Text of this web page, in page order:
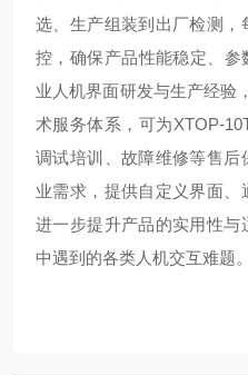
选、生产组装到出厂检测
控，确保产品性能稳定、参
业人机界面研发与生产经验
术服务体系，可为XTOP-
调试培训、故障维修等售后
业需求，提供自定义界面、
进一步提升产品的实用性与
中遇到的各类人机交互难题。